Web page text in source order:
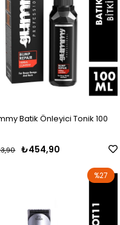
Batik Önleyici Tonik 100
₺454,90
%27